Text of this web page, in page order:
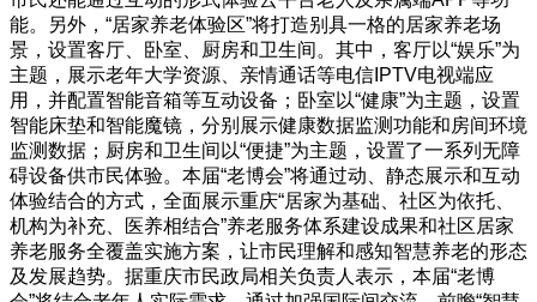
能。另外，“居家养老体验区”将打造别具一格的居家养老场
景，设置客厅、卧室、厨房和卫生间。其中，客厅以“娱乐”为
主题，展示老年大学资源、亲情通话等电信IPTV电视端应
用，并配置智能音箱等互动设备；卧室以“健康”为主题，设置
智能床垫和智能魔镜，分别展示健康数据监测功能和房间环境
监测数据；厨房和卫生间以“便捷”为主题，设置了一系列无障
碍设备供市民体验。本届“老博会”将通过动、静态展示和互动
体验结合的方式，全面展示重庆“居家为基础、社区为依托、
机构为补充、医养相结合”养老服务体系建设成果和社区居家
养老服务全覆盖实施方案，让市民理解和感知智慧养老的形态
及发展趋势。据重庆市民政局相关负责人表示，本届“老博